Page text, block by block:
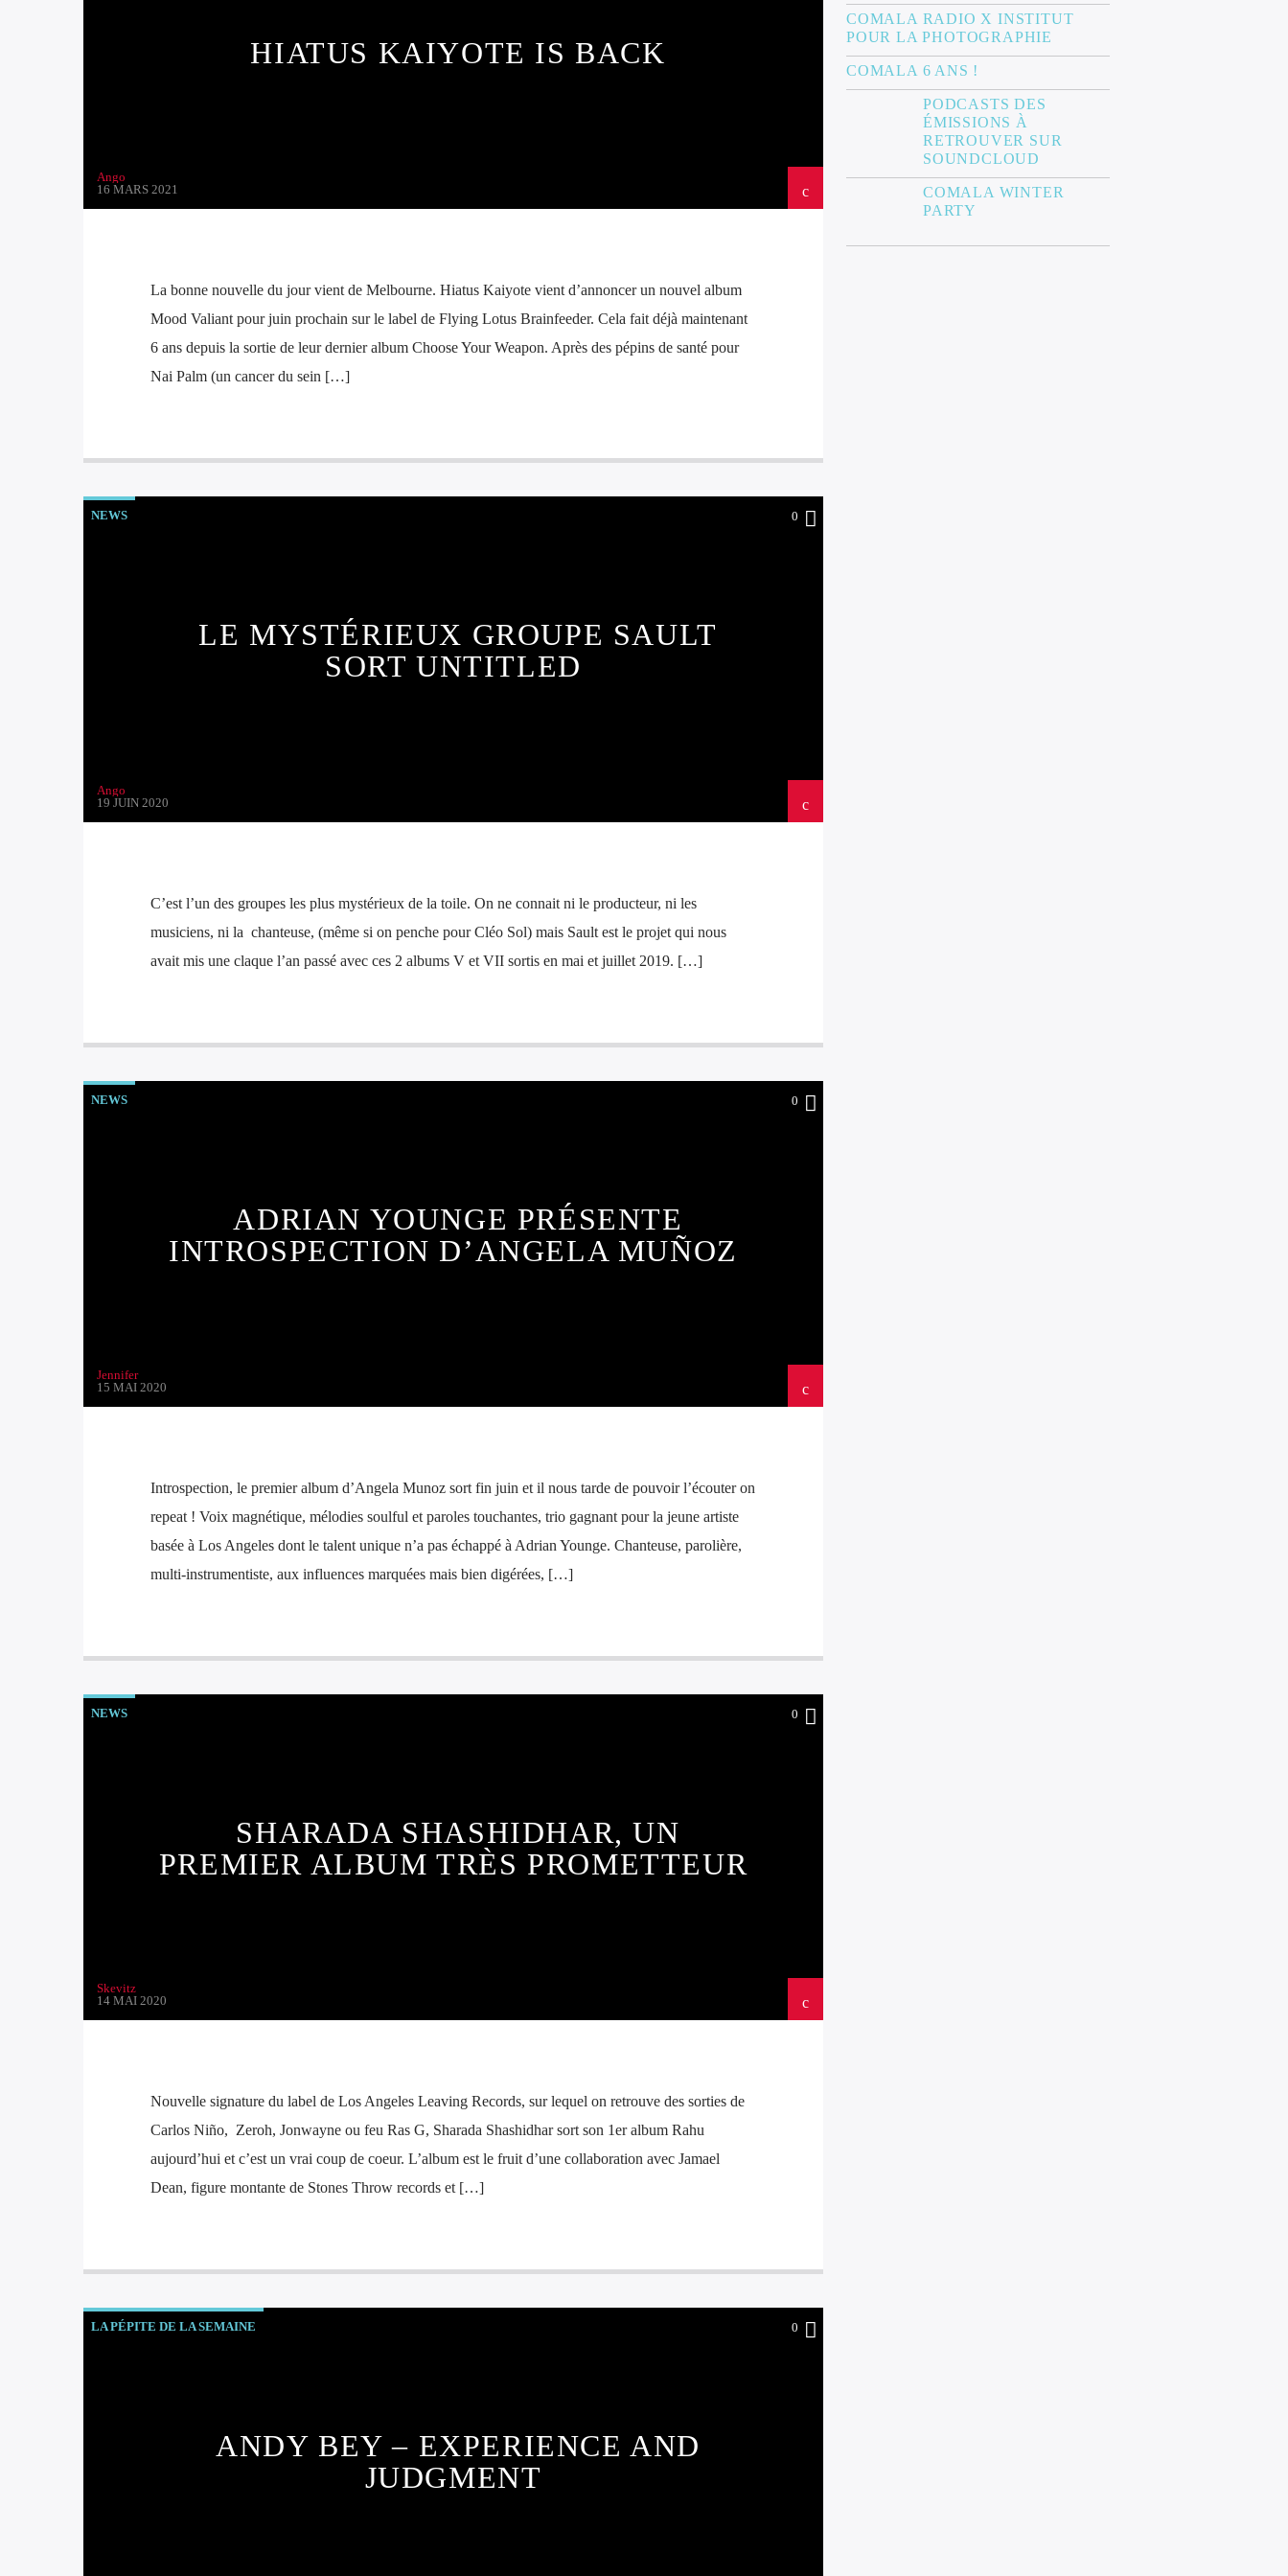
HIATUS KAIYOTE IS BACK
Ango
16 MARS 2021
La bonne nouvelle du jour vient de Melbourne. Hiatus Kaiyote vient d’annoncer un nouvel album
Mood Valiant pour juin prochain sur le label de Flying Lotus Brainfeeder. Cela fait déjà maintenant
6 ans depuis la sortie de leur dernier album Choose Your Weapon. Après des pépins de santé pour
Nai Palm (un cancer du sein […]
NEWS 0
LE MYSTÉRIEUX GROUPE SAULT
SORT UNTITLED
Ango
19 JUIN 2020
C’est l’un des groupes les plus mystérieux de la toile. On ne connait ni le producteur, ni les
musiciens, ni la chanteuse, (même si on penche pour Cléo Sol) mais Sault est le projet qui nous
avait mis une claque l’an passé avec ces 2 albums V et VII sortis en mai et juillet 2019. […]
NEWS 0
ADRIAN YOUNGE PRÉSENTE
INTROSPECTION D’ANGELA MUÑOZ
Jennifer
15 MAI 2020
Introspection, le premier album d’Angela Munoz sort fin juin et il nous tarde de pouvoir l’écouter on
repeat ! Voix magnétique, mélodies soulful et paroles touchantes, trio gagnant pour la jeune artiste
basée à Los Angeles dont le talent unique n’a pas échappé à Adrian Younge. Chanteuse, parolière,
multi-instrumentiste, aux influences marquées mais bien digérées, […]
NEWS 0
SHARADA SHASHIDHAR, UN
PREMIER ALBUM TRÈS PROMETTEUR
Skevitz
14 MAI 2020
Nouvelle signature du label de Los Angeles Leaving Records, sur lequel on retrouve des sorties de
Carlos Niño, Zeroh, Jonwayne ou feu Ras G, Sharada Shashidhar sort son 1er album Rahu
aujourd’hui et c’est un vrai coup de coeur. L’album est le fruit d’une collaboration avec Jamael
Dean, figure montante de Stones Throw records et […]
LA PÉPITE DE LA SEMAINE 0
ANDY BEY – EXPERIENCE AND
JUDGMENT
COMALA RADIO X INSTITUT
POUR LA PHOTOGRAPHIE
COMALA 6 ANS !
PODCASTS DES
ÉMISSIONS À
RETROUVER SUR
SOUNDCLOUD
COMALA WINTER
PARTY